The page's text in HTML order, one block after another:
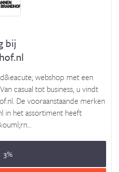
bij
webshop met een
casual tot business, u vindt
De vooraanstaande merken
in het assortiment heeft
3%